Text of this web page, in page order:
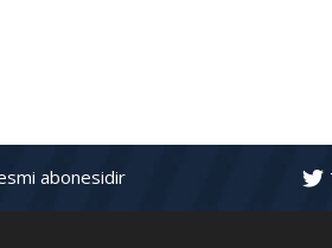
abonesidir